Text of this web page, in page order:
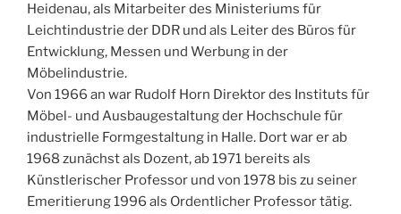
Heidenau, als Mitarbeiter des Ministeriums für
Leichtindustrie der DDR und als Leiter des Büros für
Entwicklung, Messen und Werbung in der
Möbelindustrie.
Von 1966 an war Rudolf Horn Direktor des Instituts für
Möbel- und Ausbaugestaltung der Hochschule für
industrielle Formgestaltung in Halle. Dort war er ab
1968 zunächst als Dozent, ab 1971 bereits als
Künstlerischer Professor und von 1978 bis zu seiner
Emeritierung 1996 als Ordentlicher Professor tätig.